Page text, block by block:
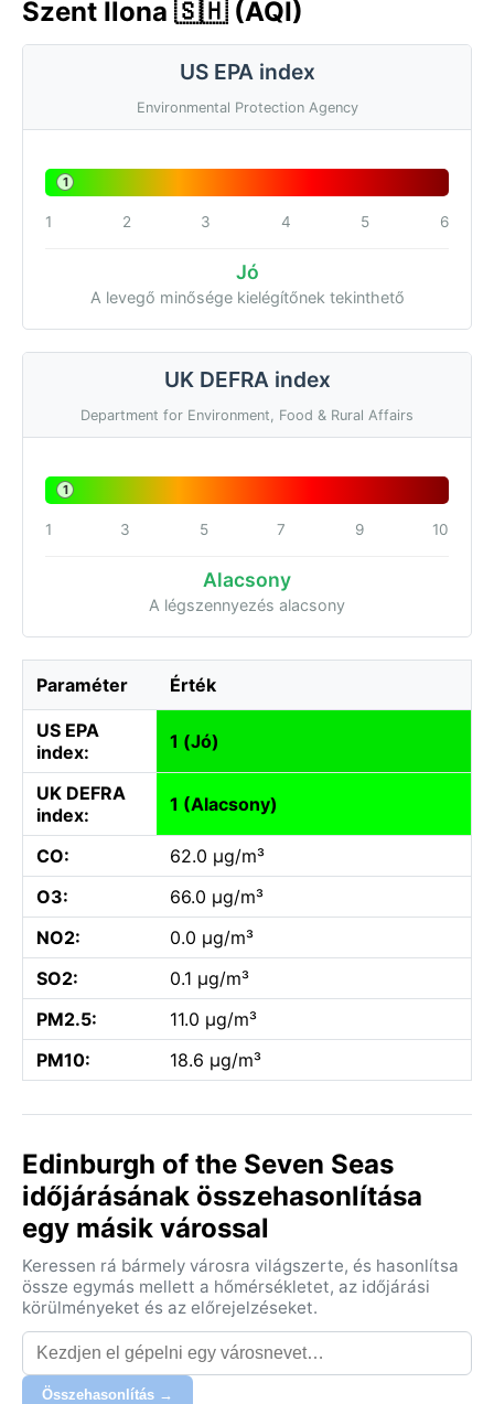
Szent Ilona 🇸🇭 (AQI)
US EPA index
Environmental Protection Agency
1
1 2 3 4 5 6
Jó
A levegő minősége kielégítőnek tekinthető
UK DEFRA index
Department for Environment, Food & Rural Affairs
1
1 3 5 7 9 10
Alacsony
A légszennyezés alacsony
Paraméter Érték
US EPA
index:
1 (Jó)
UK DEFRA
index:
1 (Alacsony)
CO:
62.0 µg/m³
O3:
66.0 µg/m³
NO2:
0.0 µg/m³
SO2:
0.1 µg/m³
PM2.5:
11.0 µg/m³
PM10:
18.6 µg/m³
Edinburgh of the Seven Seas
időjárásának összehasonlítása
egy másik várossal
Keressen rá bármely városra világszerte, és hasonlítsa
össze egymás mellett a hőmérsékletet, az időjárási
körülményeket és az előrejelzéseket.
Összehasonlítás →